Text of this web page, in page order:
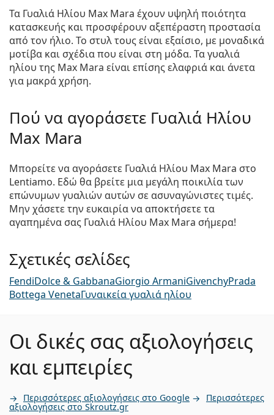
Τα Γυαλιά Ηλίου Max Mara έχουν υψηλή ποιότητα
κατασκευής και προσφέρουν αξεπέραστη προστασία
από τον ήλιο. Το στυλ τους είναι εξαίσιο, με μοναδικά
μοτίβα και σχέδια που είναι στη μόδα. Τα γυαλιά
ηλίου της Max Mara είναι επίσης ελαφριά και άνετα
για μακρά χρήση.
Πού να αγοράσετε Γυαλιά Ηλίου
Max Mara
Μπορείτε να αγοράσετε Γυαλιά Ηλίου Max Mara στο
Lentiamo. Εδώ θα βρείτε μια μεγάλη ποικιλία των
επώνυμων γυαλιών αυτών σε ασυναγώνιστες τιμές.
Μην χάσετε την ευκαιρία να αποκτήσετε τα
αγαπημένα σας Γυαλιά Ηλίου Max Mara σήμερα!
Σχετικές σελίδες
FendiDolce & GabbanaGiorgio ArmaniGivenchyPrada
Bottega VenetaΓυναικεία γυαλιά ηλίου
Οι δικές σας αξιολογήσεις
και εμπειρίες
Περισσότερες αξιολογήσεις στο Google Περισσότερες
αξιολογήσεις στο Skroutz.gr